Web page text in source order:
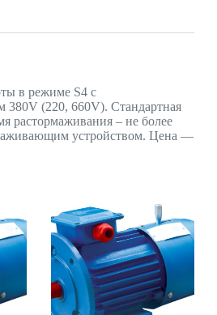
в режиме S4 с
380V (220, 660V). Стандартная
растормаживания – не более
устройством. Цена —